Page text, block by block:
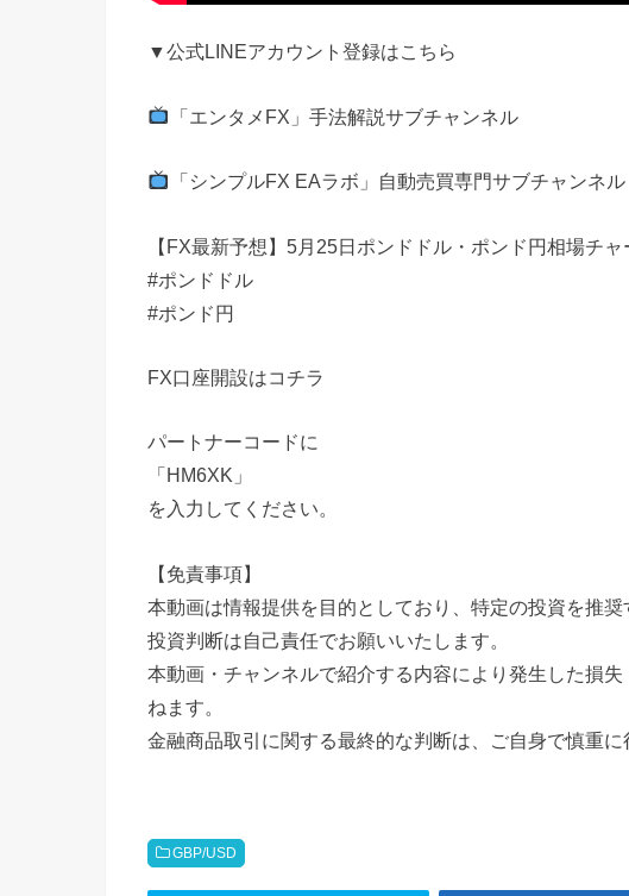
▼公式LINEアカウント登録はこちら
「エンタメFX」手法解説サブチャンネル
「シンプルFX EAラボ」自動売買専門サブチャンネル
【FX最新予想】5月25日ポンドドル・ポンド円相場チ
#ポンドドル
#ポンド円
FX口座開設はコチラ
パートナーコードに
「HM6XK」
を入力してください。
【免責事項】
本動画は情報提供を目的としており、特定の投資を推奨
投資判断は自己責任でお願いいたします。
本動画・チャンネルで紹介する内容により発生した損
ねます。
金融商品取引に関する最終的な判断は、ご自身で慎重に
GBP/USD